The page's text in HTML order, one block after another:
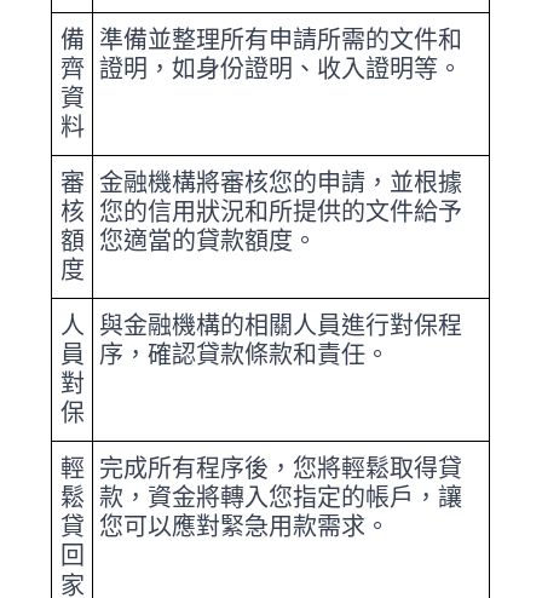
備
齊
資
料
準備並整理所有申請所需的文件和
證明，如身份證明、收入證明等。
審
核
額
度
金融機構將審核您的申請，並根據
您的信用狀況和所提供的文件給予
您適當的貸款額度。
人
員
對
保
與金融機構的相關人員進行對保程
序，確認貸款條款和責任。
輕
鬆
貸
回
家
完成所有程序後，您將輕鬆取得貸
款，資金將轉入您指定的帳戶，讓
您可以應對緊急用款需求。